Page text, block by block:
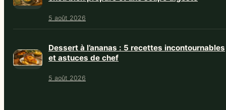
5 août 2026
Dessert à l’ananas : 5 recettes incontournables
et astuces de chef
5 août 2026